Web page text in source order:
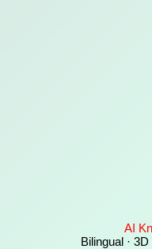
AI
Bilingual ·